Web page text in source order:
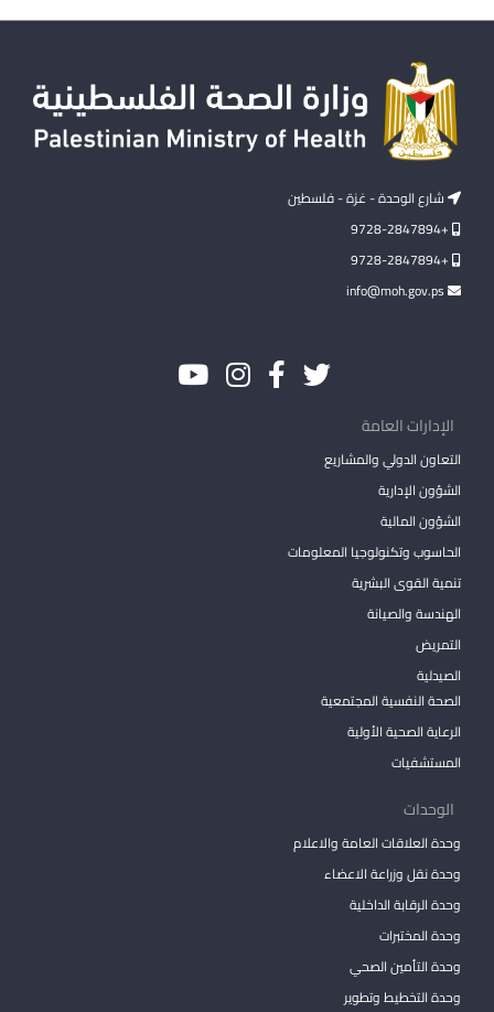
شارع الوحدة - غزة - فلسطين
+9728-2847894
+9728-2847894
الإدارات العامة
التعاون الدولي والمشاريع
الشؤون الإدارية
الشؤون المالية
الحاسوب وتكنولوجيا المعلومات
تنمية القوى البشرية
الهندسة والصيانة
التمريض
الصيدلية
الصحة النفسية المجتمعية
الرعاية الصحية الأولية
المستشفيات
الوحدات
وحدة العلاقات العامة والاعلام
وحدة نقل وزراعة الاعضاء
وحدة الرقابة الداخلية
وحدة المختبرات
وحدة التأمين الصحي
وحدة التخطيط وتطوير